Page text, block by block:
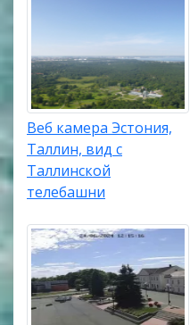
Веб камера Эстония,
Таллин, вид с
Таллинской
телебашни